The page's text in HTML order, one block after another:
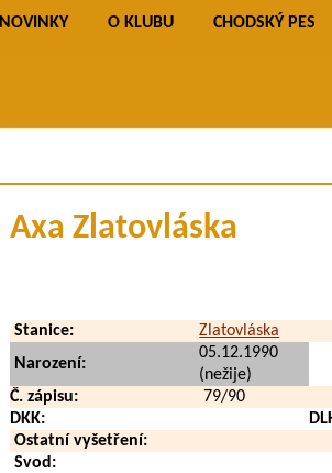
NOVINKY O KLUBU
Kontakty
Klubové zpravodaje
CHODSKÝ PES
Zahraniční
Axa Zlatovláska
Stanice: Zlatovláska
Narození:
05.12.1990
(nežije)
Č. zápisu:
79/90
DKK:
Ostatní vyšetření:
Svod: